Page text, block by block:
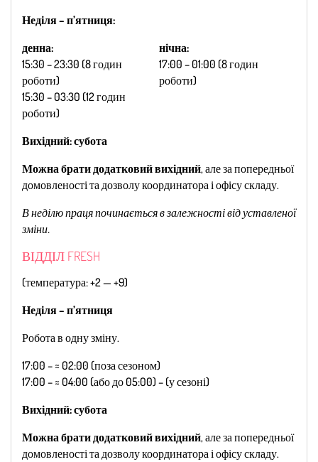
Неділя – п’ятниця:
денна:
15:30 – 23:30 (8 годин
роботи)
15:30 – 03:30 (12 годин
роботи)
нічна:
17:00 – 01:00 (8 годин
роботи)
Вихідний: субота
Можна брати додатковий вихідний, але за попередньої
домовленості та дозволу координатора і офісу складу.
В неділю праця починається в залежності від уставленої
зміни.
ВІДДІЛ FRESH
(температура: +2 — +9)
Неділя – п’ятниця
Робота в одну зміну.
17:00 – ≈ 02:00 (поза сезоном)
17:00 – ≈ 04:00 (або до 05:00) – (у сезоні)
Вихідний: субота
Можна брати додатковий вихідний, але за попередньої
домовленості та дозволу координатора і офісу складу.